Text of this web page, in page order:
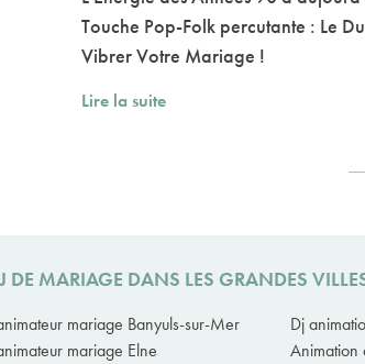
Touche Pop-Folk percutante : Le
Vibrer Votre Mariage !
Lire la suite
DE MARIAGE DANS LES GRANDES
mariage Banyuls-sur-Mer Dj
mariage Elne Animation